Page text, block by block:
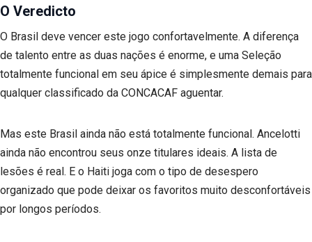
O Veredicto
O Brasil deve vencer este jogo confortavelmente. A diferença
de talento entre as duas nações é enorme, e uma Seleção
totalmente funcional em seu ápice é simplesmente demais para
qualquer classificado da CONCACAF aguentar.
Mas este Brasil ainda não está totalmente funcional. Ancelotti
ainda não encontrou seus onze titulares ideais. A lista de
lesões é real. E o Haiti joga com o tipo de desespero
organizado que pode deixar os favoritos muito desconfortáveis
por longos períodos.